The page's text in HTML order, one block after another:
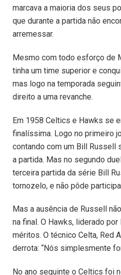
marcava a maioria dos seus
que durante a partida não
arremessar.
Mesmo com todo esforço de
tinha um time superior e
mas logo na temporada
direito a uma revanche.
Em 1958 Celtics e Hawks se
finalíssima. Logo no primeiro
contando com um Bill Russell
a partida. Mas no segundo
terceira partida da série Bill
tornozelo, e não pôde
Mas a ausência de Russell
na final. O Hawks, liderado
méritos. O técnico Celta, Red
derrota: “Nós simplesmente
No ano seguinte o Celtics foi